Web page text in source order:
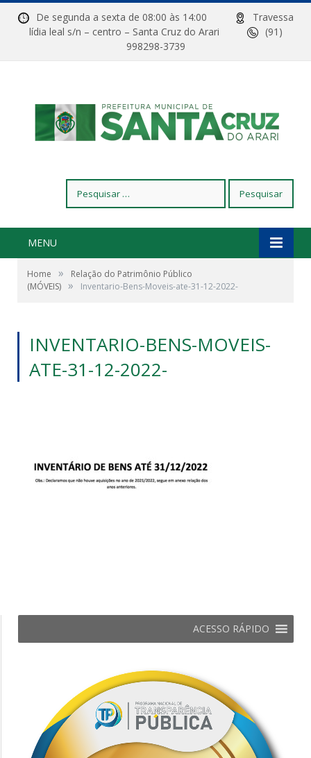
De segunda a sexta de 08:00 às 14:00
Travessa
lídia leal s/n – centro – Santa Cruz do Arari
(91)
998298-3739
por:
MENU
Home »
Relação do Patrimônio Público
(MÓVEIS) » Inventario-Bens-Moveis-ate-31-12-2022-
INVENTARIO-BENS-MOVEIS-
ATE-31-12-2022-
ACESSO RÁPIDO